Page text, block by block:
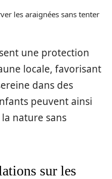
les araignées sans tenter
une protection
locale, favorisant
dans des
peuvent ainsi
nature sans
sur les